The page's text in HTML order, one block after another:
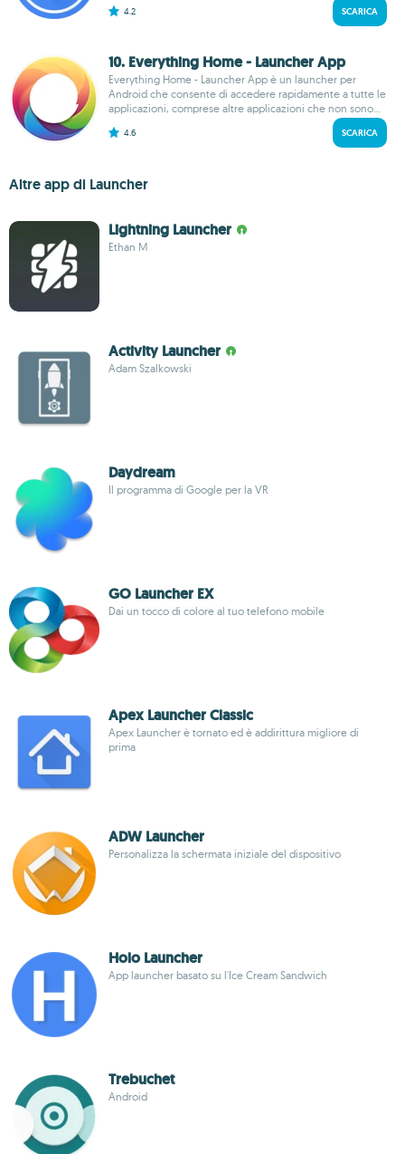
4.2 SCARICA
10. Everything Home - Launcher App
Everything Home - Launcher App è un launcher per
Android che consente di accedere rapidamente a tutte le
applicazioni, comprese altre applicazioni che non sono...
4.6 SCARICA
Altre app di Launcher
Lightning Launcher
Ethan M
Activity Launcher
Adam Szalkowski
Daydream
Il programma di Google per la VR
GO Launcher EX
Dai un tocco di colore al tuo telefono mobile
Apex Launcher Classic
Apex Launcher è tornato ed è addirittura migliore di
prima
ADW Launcher
Personalizza la schermata iniziale del dispositivo
Holo Launcher
App launcher basato su l'Ice Cream Sandwich
Trebuchet
Android